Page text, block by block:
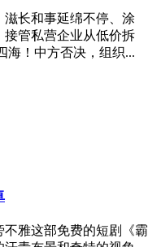
长和事延绵不停、涂
管私营企业从低价拆
海！中方否决，组织...
雅这部免费的短剧《霸